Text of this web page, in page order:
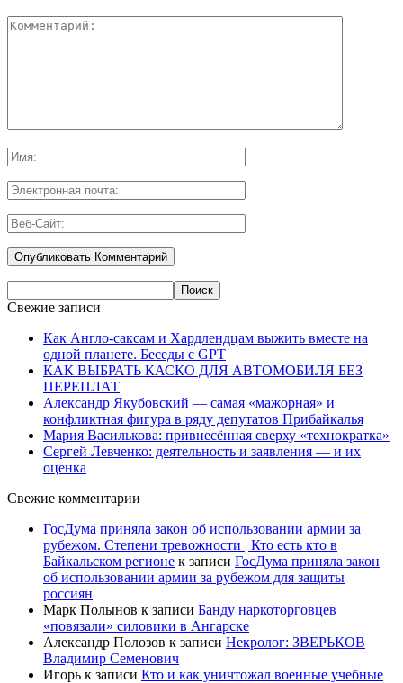
Свежие записи
Как Англо-саксам и Хардлендцам выжить вместе на
одной планете. Беседы с GPT
КАК ВЫБРАТЬ КАСКО ДЛЯ АВТОМОБИЛЯ БЕЗ
ПЕРЕПЛАТ
Александр Якубовский — самая «мажорная» и
конфликтная фигура в ряду депутатов Прибайкалья
Мария Василькова: привнесённая сверху «технократка»
Сергей Левченко: деятельность и заявления — и их
оценка
Свежие комментарии
ГосДума приняла закон об использовании армии за
рубежом. Степени тревожности | Кто есть кто в
Байкальском регионе к записи ГосДума приняла закон
об использовании армии за рубежом для защиты
россиян
Марк Полынов к записи Банду наркоторговцев
«повязали» силовики в Ангарске
Александр Полозов к записи Некролог: ЗВЕРЬКОВ
Владимир Семенович
Игорь к записи Кто и как уничтожал военные учебные